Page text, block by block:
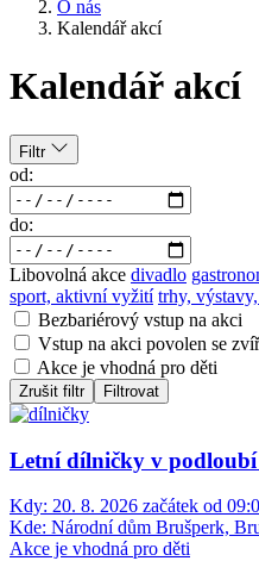
O nás
Kalendář akcí
Kalendář akcí
Filtr
od:
do:
Libovolná akce divadlo
sport, aktivní vyžití trhy,
Bezbariérový vstup na akci
Vstup na akci povolen se
Akce je vhodná pro děti
Zrušit filtr Filtrovat
Letní dílničky v podloubí
Kdy: 20. 8. 2026 začátek od
Kde: Národní dům Brušperk,
Akce je vhodná pro děti